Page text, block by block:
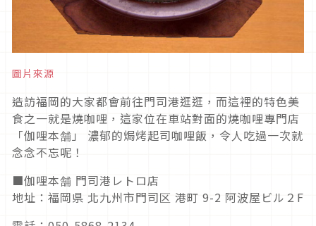
圖片來源
造訪福岡的大家都會前往門司港逛逛，而這裡的特色美
食之一就是燒咖哩，這家位在車站對面的燒咖哩專門店
「伽哩本舗」 濃郁的焗烤起司咖哩飯，令人吃過一次就
念念不忘呢！
■伽哩本舗 門司港レトロ店
地址：福岡県 北九州市門司区 港町 9-2 阿波屋ビル２F